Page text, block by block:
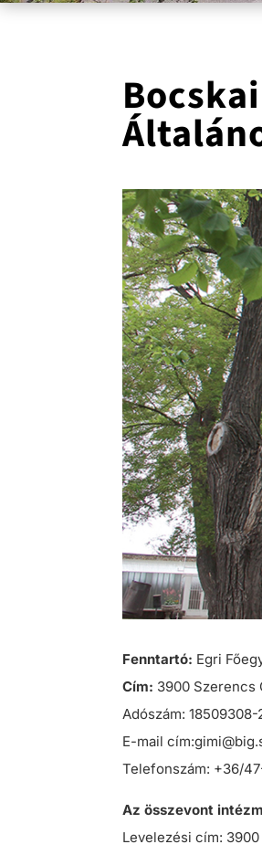
Fenntartó: Egri
Cím: 3900 Szerencs
Adószám:
E-mail
Telefonszám: +36/
Az összevont
Levelezési cím: